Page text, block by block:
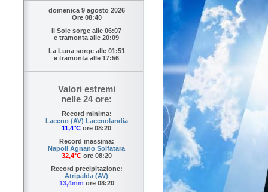
domenica 9 agosto 2026
Ore 08:40
Il Sole sorge alle 06:07
e tramonta alle 20:09
La Luna sorge alle 01:51
e tramonta alle 17:56
Valori estremi
nelle 24 ore:
Record minima:
Laceno (AV) Lacenolandia
11,4°C ore 08:20
Record massima:
Napoli Agnano Solfatara
32,4°Core 08:20
Record precipitazione:
Atripalda (AV)
13,4mm ore 08:20